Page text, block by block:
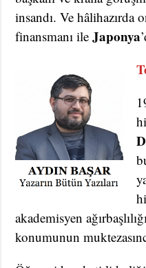
insandı. Ve hâlihazırda
finansmanı ileJaponya
akademisyen
konumunun